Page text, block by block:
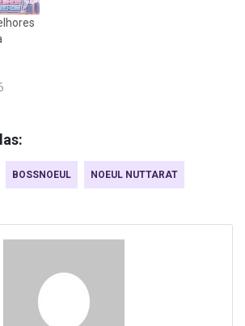
BOSSNOEUL NOEUL NUTTARAT